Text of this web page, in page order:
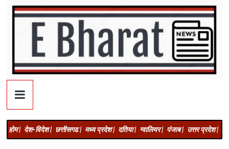
होम | देश-विदेश | छत्तीसगढ | मध्य प्रदेश | दतिया | ग्वालियर | पंजाब | उत्तर प्रदेश |